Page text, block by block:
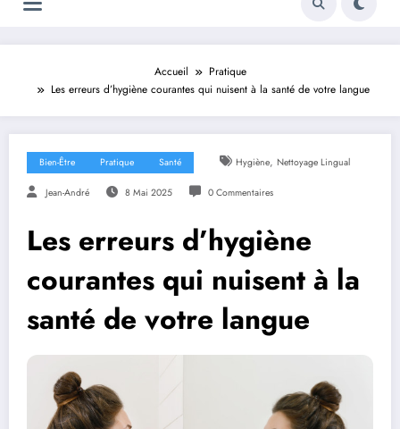
Accueil
Pratique
Les erreurs d’hygiène courantes qui nuisent à la santé de votre langue
Bien-Être Pratique Santé Hygiène, Nettoyage Lingual
Jean-André 8 Mai 2025 0 Commentaires
Les erreurs d’hygiène
courantes qui nuisent à la
santé de votre langue